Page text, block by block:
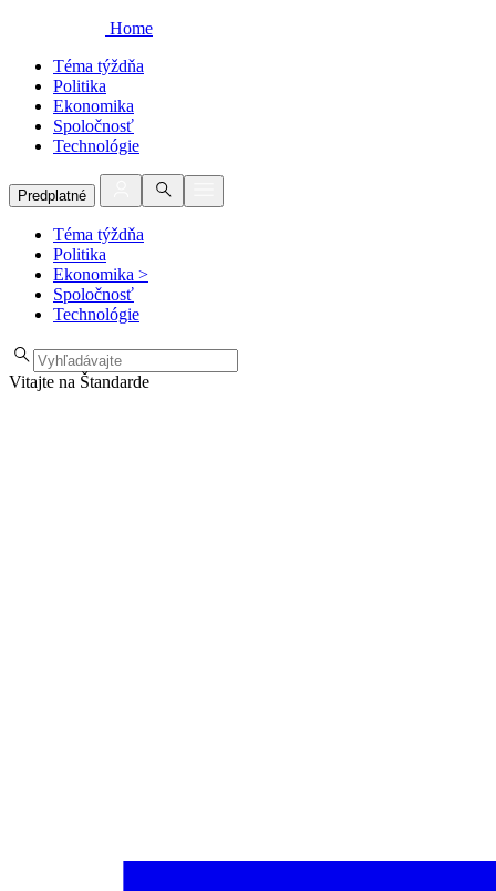
Home
Téma týždňa
Politika
Ekonomika
Spoločnosť
Technológie
Predplatné
Téma týždňa
Politika
Ekonomika >
Spoločnosť
Technológie
Vitajte na Štandarde